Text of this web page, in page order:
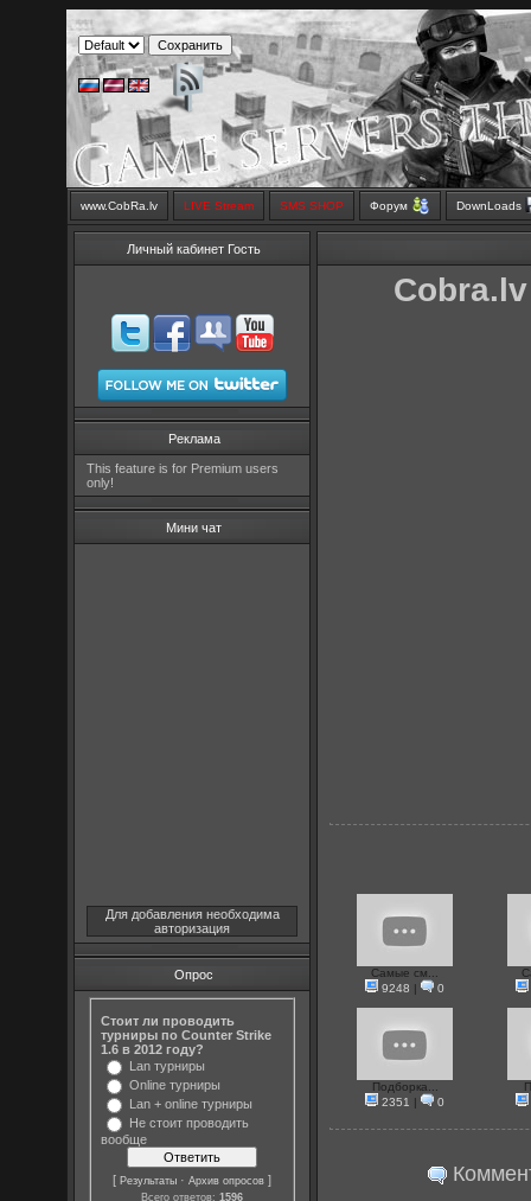
www.CobRa.lv LIVE Stream SMS SHOP Форум DownLoads
Личный кабинет Гость
Реклама
This feature is for Premium users
only!
Мини чат
Для добавления необходима
авторизация
Опрос
Стоит ли проводить
турниры по Counter Strike
1.6 в 2012 году?
Lan турниры
Online турниры
Lan + online турниры
Не стоит проводить
вообще
[Результаты ·Архив опросов ]
Всего ответов:1596
Самые см...
9248 | 0
Подборка...
2351 | 0